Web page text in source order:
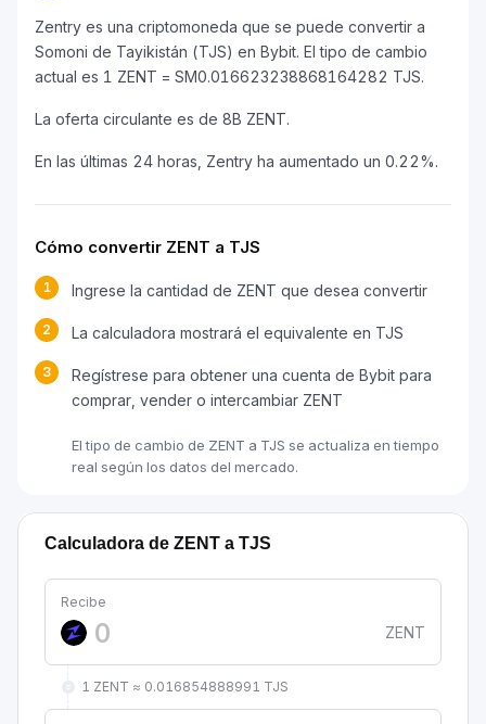
Zentry es una criptomoneda que se puede convertir a
Somoni de Tayikistán (TJS) en Bybit. El tipo de cambio
actual es 1 ZENT = SM0.016623238868164282 TJS.
La oferta circulante es de 8B ZENT.
En las últimas 24 horas, Zentry ha aumentado un 0.22%.
Cómo convertir ZENT a TJS
1 Ingrese la cantidad de ZENT que desea convertir
2 La calculadora mostrará el equivalente en TJS
3
Regístrese para obtener una cuenta de Bybit para
comprar, vender o intercambiar ZENT
El tipo de cambio de ZENT a TJS se actualiza en tiempo
real según los datos del mercado.
Calculadora de ZENT a TJS
Recibe
ZENT
1 ZENT ≈ 0.016854888991 TJS